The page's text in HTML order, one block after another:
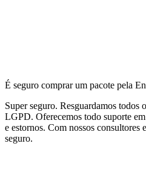
É seguro comprar um pacote pela
Super seguro. Resguardamos todos
LGPD. Oferecemos todo suporte
e estornos. Com nossos
seguro.